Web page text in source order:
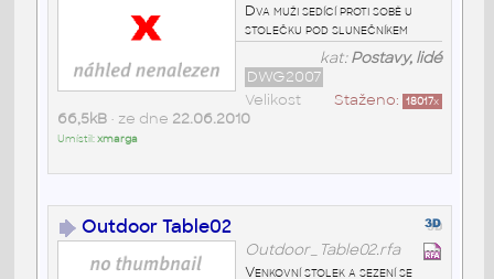
Dva muži sedící proti sobě u
stolečku pod slunečníkem
kat:Postavy, lidé
DWG2007
Staženo: 18017x
Velikost
66,5kB• ze dne 22.06.2010
Umístil:xmarga
Outdoor Table02
Outdoor_Table02.rfa
Venkovní stolek a sezení se